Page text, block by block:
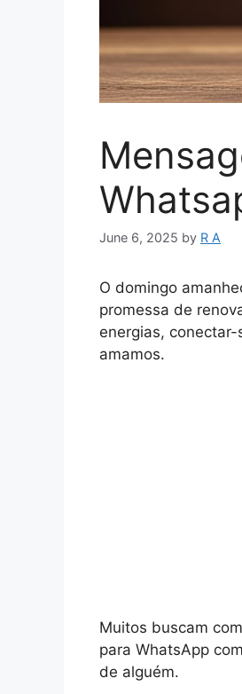
June 6, 2025 by R A
O domingo
promessa de
energias,
amamos.
Muitos buscam
para WhatsApp
de alguém.